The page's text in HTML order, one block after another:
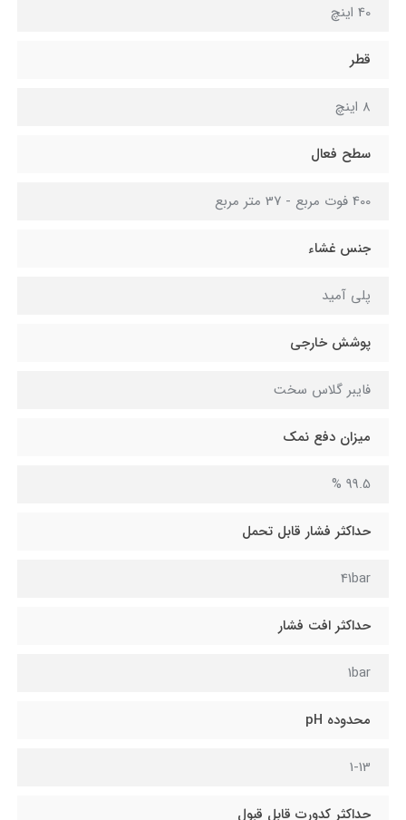
40 اینچ
قطر
8 اینچ
سطح فعال
400 فوت مربع - 37 متر مربع
جنس غشاء
پلی آمید
پوشش خارجی
فایبر گلاس سخت
میزان دفع نمک
99.5 %
حداکثر فشار قابل تحمل
41bar
حداکثر افت فشار
1bar
محدوده pH
1-13
حداکثر کدورت قابل قبول